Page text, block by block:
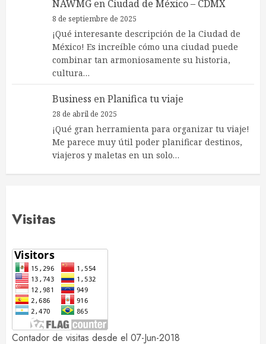
NAWMG en Ciudad de México – CDMX
8 de septiembre de 2025
¡Qué interesante descripción de la Ciudad de
México! Es increíble cómo una ciudad puede
combinar tan armoniosamente su historia,
cultura…
Business enPlanifica tu viaje
28 de abril de 2025
¡Qué gran herramienta para organizar tu viaje!
Me parece muy útil poder planificar destinos,
viajeros y maletas en un solo…
Visitas
Contador de visitas desde el 07-Jun-2018